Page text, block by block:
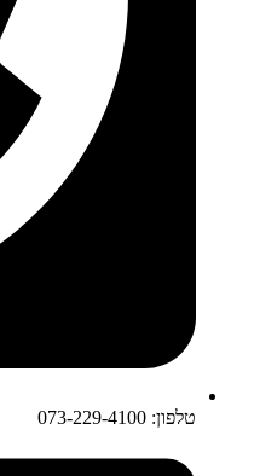
טלפון: 073-229-4100